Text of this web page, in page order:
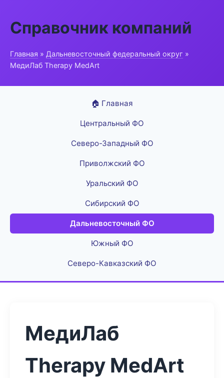
Справочник компаний
Главная » Дальневосточный федеральный округ »
МедиЛаб Therapy MedArt
🏠 Главная
Центральный ФО
Северо-Западный ФО
Приволжский ФО
Уральский ФО
Сибирский ФО
Дальневосточный ФО
Южный ФО
Северо-Кавказский ФО
МедиЛаб
Therapy MedArt